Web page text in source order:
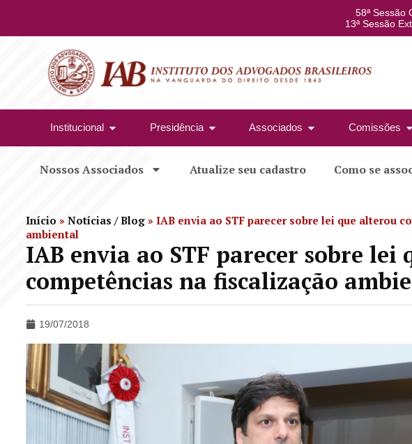
58ª Sessão
13ª Sessão
Institucional Presidência Associados Comissões
Nossos Associados Atualize seu cadastro Como se
Início » Notícias / Blog » IAB envia ao STF parecer sobre lei que alterou
ambiental
IAB envia ao STF parecer sobre lei
competências na fiscalização
19/07/2018